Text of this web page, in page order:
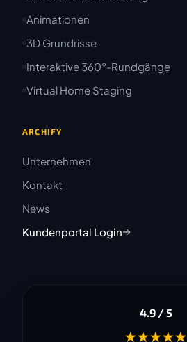
Animationen
3D Grundrisse
Interaktive 360°-Rundgänge
Virtual Home Staging
ARCHIFY
Unternehmen
Kontakt
News
Kundenportal Login
4.9 / 5
★★★★★